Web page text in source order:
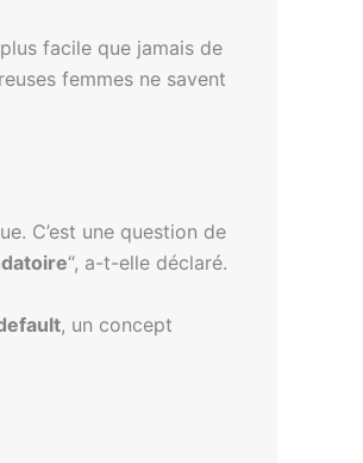
facile que jamais de
femmes ne savent
C’est une question de
“, a-t-elle déclaré.
, un concept